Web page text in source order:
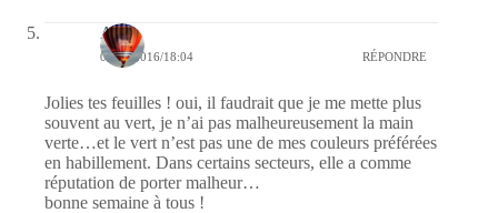
Ava
04/04/2016/18:04 RÉPONDRE
Jolies tes feuilles ! oui, il faudrait que je me mette plus
souvent au vert, je n’ai pas malheureusement la main
verte…et le vert n’est pas une de mes couleurs préférées
en habillement. Dans certains secteurs, elle a comme
réputation de porter malheur…
bonne semaine à tous !